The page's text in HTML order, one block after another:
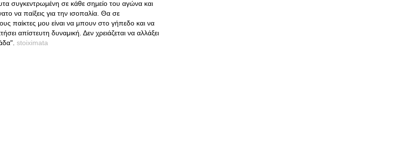
σε κάθε σημείο του αγώνα και
να παίξεις για την ισοπαλία. Θα σε
μου είναι να μπουν στο γήπεδο και να
απίστευτη δυναμική. Δεν χρειάζεται να αλλάξει
stoiximata